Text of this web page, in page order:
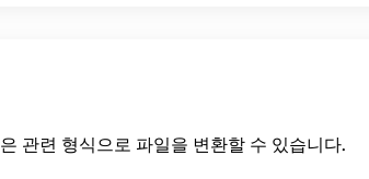
관련 형식으로 파일을 변환할 수 있습니다.